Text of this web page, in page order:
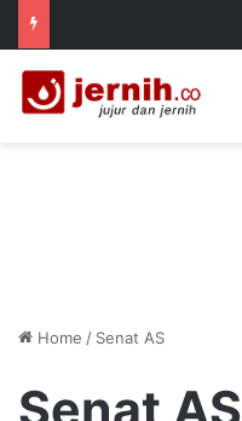
Home / Senat AS
Senat AS